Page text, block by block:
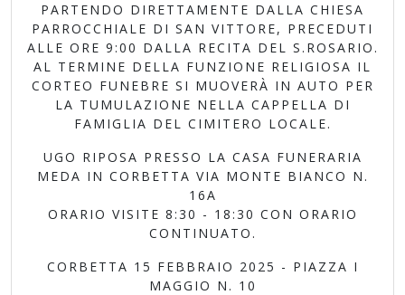
PARTENDO DIRETTAMENTE DALLA CHIESA
PARROCCHIALE DI SAN VITTORE, PRECEDUTI
ALLE ORE 9:00 DALLA RECITA DEL S.ROSARIO.
AL TERMINE DELLA FUNZIONE RELIGIOSA IL
CORTEO FUNEBRE SI MUOVERÀ IN AUTO PER
LA TUMULAZIONE NELLA CAPPELLA DI
FAMIGLIA DEL CIMITERO LOCALE.
UGO RIPOSA PRESSO LA CASA FUNERARIA
MEDA IN CORBETTA VIA MONTE BIANCO N.
16A
ORARIO VISITE 8:30 - 18:30 CON ORARIO
CONTINUATO.
CORBETTA 15 FEBBRAIO 2025 - PIAZZA I
MAGGIO N. 10